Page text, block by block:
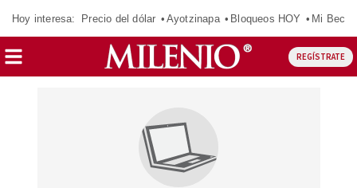
Hoy interesa: Precio del dólar Ayotzinapa Bloqueos HOY Mi Beca
REGÍSTRATE